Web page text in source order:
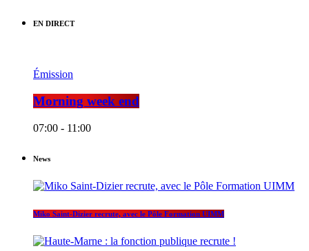
EN DIRECT
Émission
Morning week end
07:00 - 11:00
News
Miko Saint-Dizier recrute, avec le Pôle Formation UIMM